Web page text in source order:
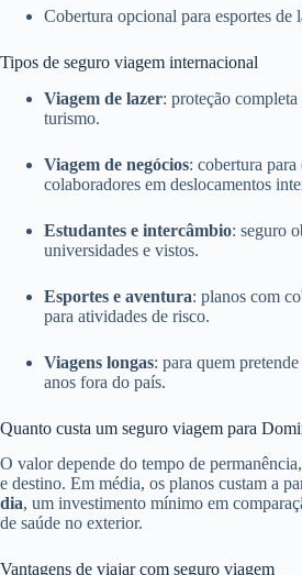
Cobertura opcional para esportes de
Tipos de seguro viagem internacional
Viagem de lazer: proteção completa
turismo.
Viagem de negócios: cobertura
colaboradores em deslocamentos
Estudantes e intercâmbio: seguro
universidades e vistos.
Esportes e aventura: planos com
para atividades de risco.
Viagens longas: para quem
anos fora do país.
Quanto custa um seguro viagem para
O valor depende do tempo de
e destino. Em média, os planos custam a
dia, um investimento mínimo em
de saúde no exterior.
Vantagens de viajar com seguro viagem